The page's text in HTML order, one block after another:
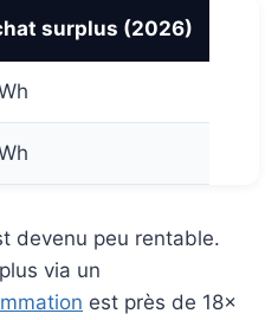
surplus (2026)
devenu peu rentable.
via un
est près de 18×